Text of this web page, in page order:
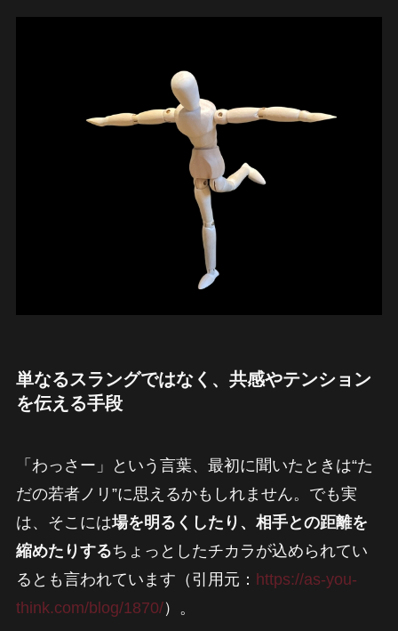
単なるスラングではなく、共感やテンション
を伝える手段
「わっさー」という言葉、最初に聞いたときは“た
だの若者ノリ”に思えるかもしれません。でも実
は、そこには場を明るくしたり、相手との距離を
縮めたりするちょっとしたチカラが込められてい
るとも言われています（引用元： https://as-you-
think.com/blog/1870/）。